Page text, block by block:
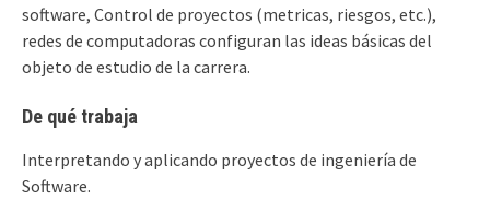
software, Control de proyectos (metricas, riesgos, etc.),
redes de computadoras configuran las ideas básicas del
objeto de estudio de la carrera.
De qué trabaja
Interpretando y aplicando proyectos de ingeniería de
Software.